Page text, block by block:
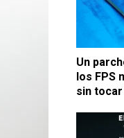
Un
los FPS
sin